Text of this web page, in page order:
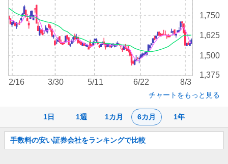
1日 1週 1カ月 6カ月 1年
1,375
1,500
1,625
1,750
2/16 3/30 5/11 6/22 8/3
チャートをもっと見る
お
知
手数料の安い証券会社をランキングで比較